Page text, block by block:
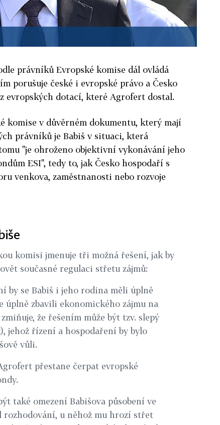
právníků Evropské komise dál ovládá
porušuje české i evropské právo a Česko
evropských dotací, které Agrofert dostal.
komise v důvěrném dokumentu, který mají
právníků je Babiš v situaci, která
"je ohroženo objektivní vykonávání jeho
ESI", tedy to, jak Česko hospodaří s
venkova, zaměstnanosti nebo rozvoje
komisi jmenuje tři možná řešení, jak by
současné regulaci střetu zájmů:
by se Babiš i jeho rodina měli úplně
úplně zbavili ekonomického zájmu na
že řešením může být tzv. slepý
jehož řízení a hospodaření by bylo
vůli.
přestane čerpat evropské
také omezení Babišova působení ve
rozhodování, u něhož mu hrozí střet